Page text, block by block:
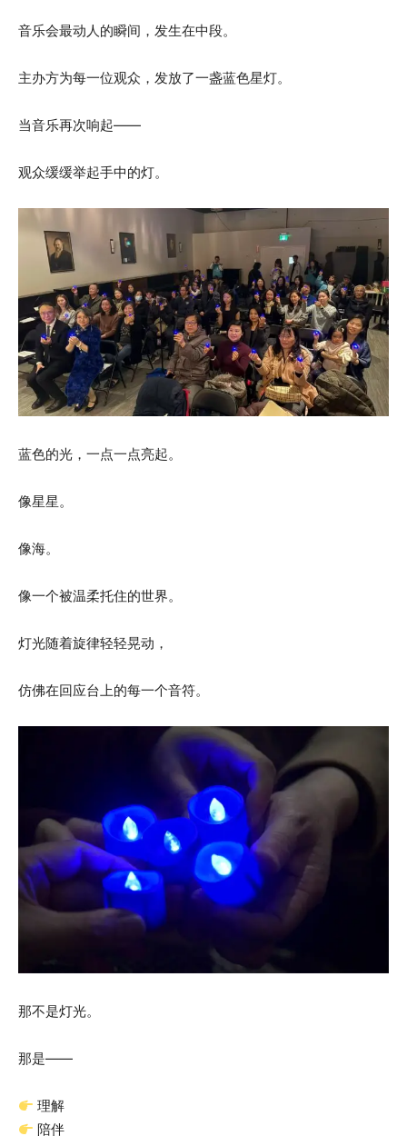
音乐会最动人的瞬间，发生在中段。
主办方为每一位观众，发放了一盏蓝色星灯。
当音乐再次响起——
观众缓缓举起手中的灯。
蓝色的光，一点一点亮起。
像星星。
像海。
像一个被温柔托住的世界。
灯光随着旋律轻轻晃动，
仿佛在回应台上的每一个音符。
那不是灯光。
那是——
理解
陪伴